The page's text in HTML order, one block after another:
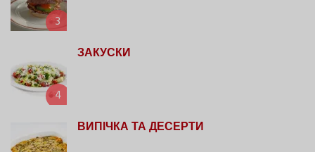
3
4
ЗАКУСКИ
ВИПІЧКА ТА ДЕСЕРТИ